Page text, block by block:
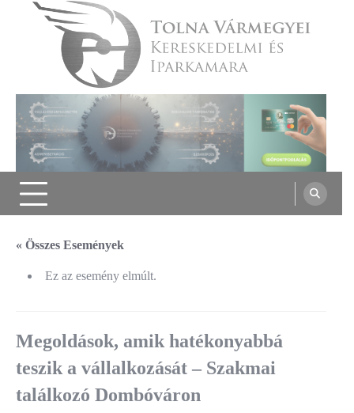
Tolna Vármegyei Kereskedelmi és
Iparkamara
« Összes Események
Ez az esemény elmúlt.
Megoldások, amik hatékonyabbá
teszik a vállalkozását – Szakmai
találkozó Dombóváron